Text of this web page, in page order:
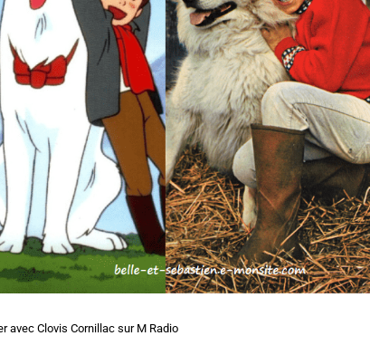
avec Clovis Cornillac sur M Radio